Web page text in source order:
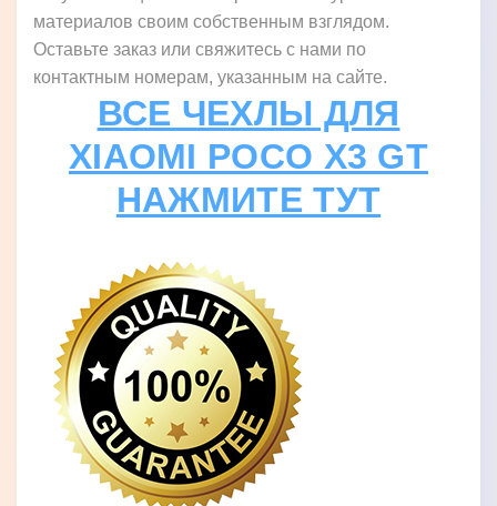
материалов своим собственным взглядом.
Оставьте заказ или свяжитесь с нами по
контактным номерам, указанным на сайте.
ВСЕ ЧЕХЛЫ ДЛЯ
XIAOMI POCO X3 GT
НАЖМИТЕ ТУТ